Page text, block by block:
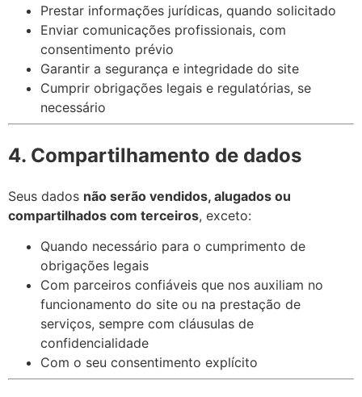
Prestar informações jurídicas, quando solicitado
Enviar comunicações profissionais, com
consentimento prévio
Garantir a segurança e integridade do site
Cumprir obrigações legais e regulatórias, se
necessário
4. Compartilhamento de dados
Seus dados não serão vendidos, alugados ou
compartilhados com terceiros, exceto:
Quando necessário para o cumprimento de
obrigações legais
Com parceiros confiáveis que nos auxiliam no
funcionamento do site ou na prestação de
serviços, sempre com cláusulas de
confidencialidade
Com o seu consentimento explícito